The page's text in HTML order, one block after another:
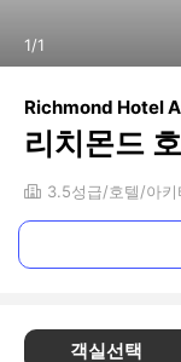
1/1
Richmond Hotel
리치몬드
3.5성급 호텔 아키
객실선택